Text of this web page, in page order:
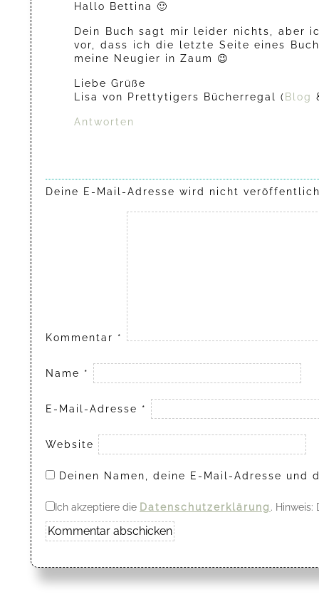
Hallo Bettina 🙂
Dein Buch sagt mir leider nichts, aber
vor, dass ich die letzte Seite eines
meine Neugier in Zaum 😉
Liebe Grüße
Lisa von Prettytigers Bücherregal ( Blog
Antworten
Deine E-Mail-Adresse wird nicht
Kommentar *
Name *
E-Mail-Adresse *
Website
Deinen Namen, deine E-Mail-Adresse
Ich akzeptiere die Datenschutzerklärung .